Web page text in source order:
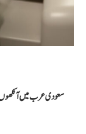
سعودی عرب میں